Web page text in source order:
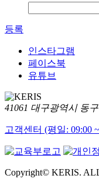
등록
인스타그램
페이스북
유튜브
41061 대구광역시 동
고객센터 (평일: 09:00
Copyright© KERIS.